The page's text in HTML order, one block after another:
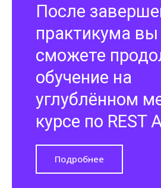
После
практикума вы
сможете
обучение на
углублённом
курсе по REST
Подробнее